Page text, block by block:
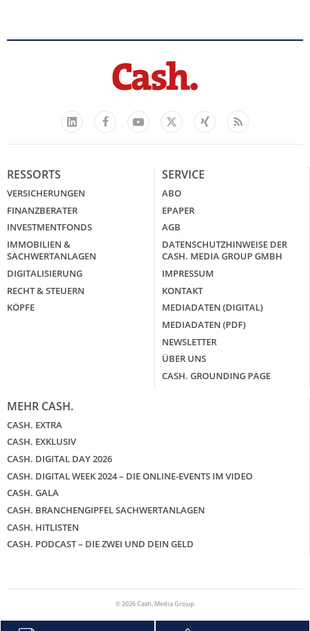
LinkedIn
FacebookYouTube
X
Xing Feed
RESSORTS
VERSICHERUNGEN
FINANZBERATER
INVESTMENTFONDS
IMMOBILIEN &
SACHWERTANLAGEN
DIGITALISIERUNG
RECHT & STEUERN
KÖPFE
SERVICE
ABO
EPAPER
AGB
DATENSCHUTZHINWEISE DER
CASH. MEDIA GROUP GMBH
IMPRESSUM
KONTAKT
MEDIADATEN (DIGITAL)
MEDIADATEN (PDF)
NEWSLETTER
ÜBER UNS
CASH. GROUNDING PAGE
MEHR CASH.
CASH. EXTRA
CASH. EXKLUSIV
CASH. DIGITAL DAY 2026
CASH. DIGITAL WEEK 2024 – DIE ONLINE-EVENTS IM VIDEO
CASH. GALA
CASH. BRANCHENGIPFEL SACHWERTANLAGEN
CASH. HITLISTEN
CASH. PODCAST – DIE ZWEI UND DEIN GELD
© 2026 Cash. Media Group